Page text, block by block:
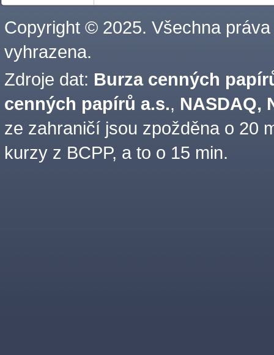
Copyright © 2025. Všechna práva
vyhrazena.
Zdroje dat: Burza cenných
cenných papírů a.s., NASDAQ,
ze zahraničí jsou zpožděna o 20
kurzy z BCPP, a to o 15 min.